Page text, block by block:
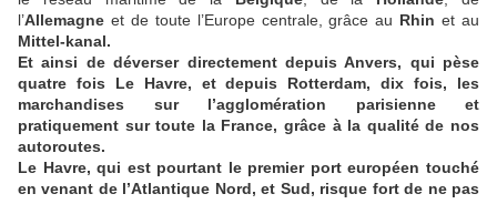
l’Allemagne et de toute l’Europe centrale, grâce au Rhin et au
Mittel-kanal.
Et ainsi de déverser directement depuis Anvers, qui pèse
quatre fois Le Havre, et depuis Rotterdam, dix fois, les
marchandises sur l’agglomération parisienne et
pratiquement sur toute la France, grâce à la qualité de nos
autoroutes.
Le Havre, qui est pourtant le premier port européen touché
en venant de l’Atlantique Nord, et Sud, risque fort de ne pas